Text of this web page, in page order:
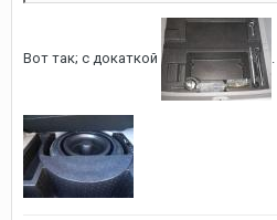
Вот так; с докаткой